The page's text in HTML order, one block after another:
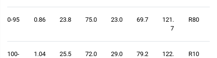
R80
121.
7
69.7
23.0
75.0
23.8
0.86
70-95
R10
122.
79.2
29.0
72.0
25.5
1.04
100-